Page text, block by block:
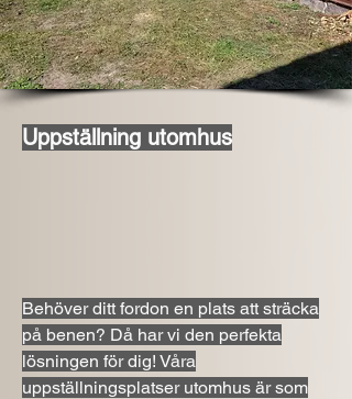
Uppställning utomhus
Behöver ditt fordon en plats att sträcka
på benen? Då har vi den perfekta
lösningen för dig! Våra
uppställningsplatser utomhus är som